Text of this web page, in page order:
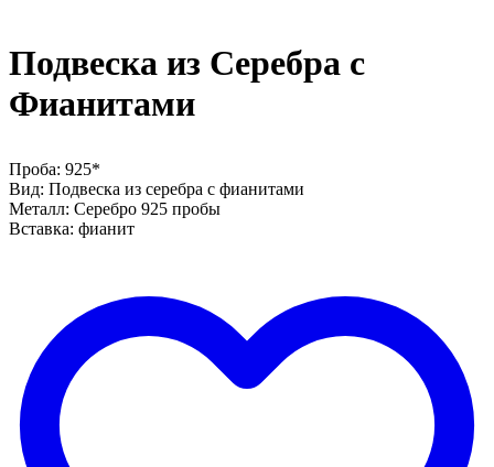
Подвеска из Серебра с
Фианитами
Проба: 925*
Вид: Подвеска из серебра с фианитами
Металл: Серебро 925 пробы
Вставка: фианит